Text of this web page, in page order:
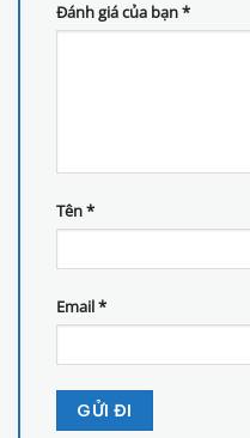
Đánh giá của bạn*
Tên*
Email*